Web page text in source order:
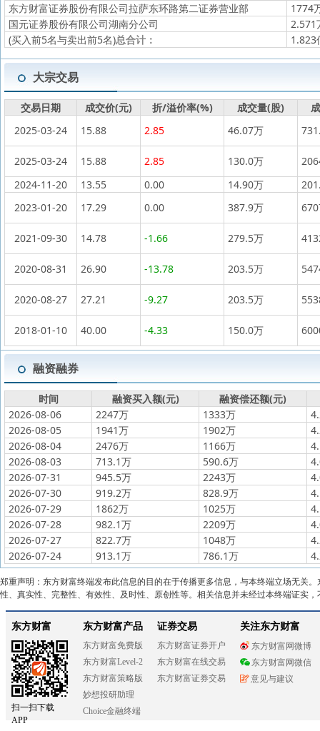
东方财富证券股份有限公司拉萨东环路第二证券营业部
1774
国元证券股份有限公司湖南分公司
2.571
(买入前5名与卖出前5名)总合计： 1.823
大宗交易
交易日期 成交价(元) 折/溢价率(%) 成交量(股)
2025-03-24
15.88 2.85 46.07万
2025-03-24 15.88 2.85 130.0万
2024-11-20
13.55 0.00 14.90万
2023-01-20
17.29 0.00 387.9万
2021-09-30 14.78 -1.66 279.5万
2020-08-31 26.90 -13.78 203.5万
2020-08-27 27.21 -9.27 203.5万
2018-01-10 40.00 -4.33 150.0万
融资融券
时间 融资买入额(元)
融资偿还额(元)
2026-08-06
2247万 1333万
2026-08-05
1941万 1902万
2026-08-04
2476万 1166万
2026-08-03
713.1万 590.6万
2026-07-31
945.5万 2243万
2026-07-30
919.2万 828.9万
2026-07-29
1862万 1025万
2026-07-28
982.1万 2209万
2026-07-27
822.7万 1048万
2026-07-24
913.1万 786.1万
郑重声明：东方财富终端发布此信息的目的在于传播更多信息，与本终端立场无关
性、真实性、完整性、有效性、及时性、原创性等。相关信息并未经过本终端证实